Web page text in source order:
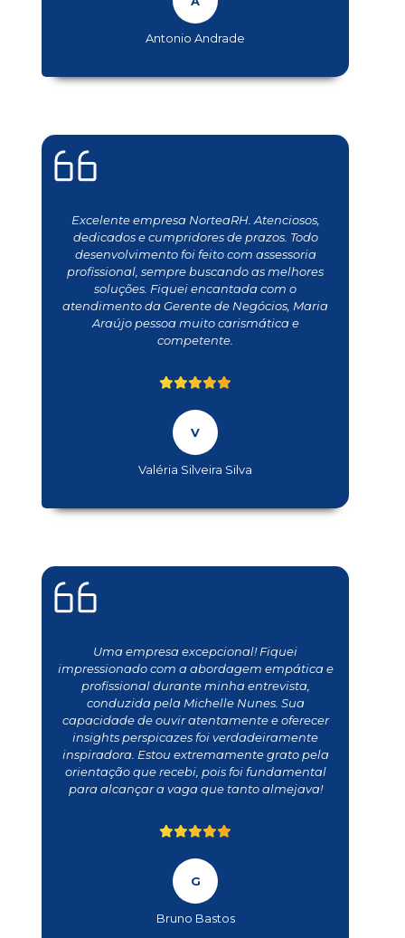
Antonio Andrade
Excelente empresa NorteaRH. Atenciosos,
dedicados e cumpridores de prazos. Todo
desenvolvimento foi feito com assessoria
profissional, sempre buscando as melhores
soluções. Fiquei encantada com o
atendimento da Gerente de Negócios, Maria
Araújo pessoa muito carismática e
competente.
Valéria Silveira Silva
Uma empresa excepcional! Fiquei
impressionado com a abordagem empática e
profissional durante minha entrevista,
conduzida pela Michelle Nunes. Sua
capacidade de ouvir atentamente e oferecer
insights perspicazes foi verdadeiramente
inspiradora. Estou extremamente grato pela
orientação que recebi, pois foi fundamental
para alcançar a vaga que tanto almejava!
Bruno Bastos